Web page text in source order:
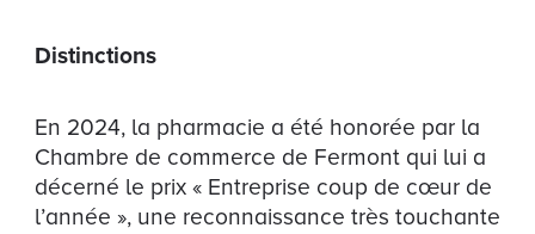
Distinctions
En 2024, la pharmacie a été honorée par la
Chambre de commerce de Fermont qui lui a
décerné le prix « Entreprise coup de cœur de
l’année », une reconnaissance très touchante